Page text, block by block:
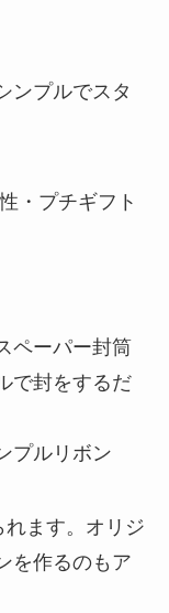
ンプルでスタ
・プチギフト
ペーパー封筒
で封をするだ
プルリボン
ます。オリジ
を作るのもア